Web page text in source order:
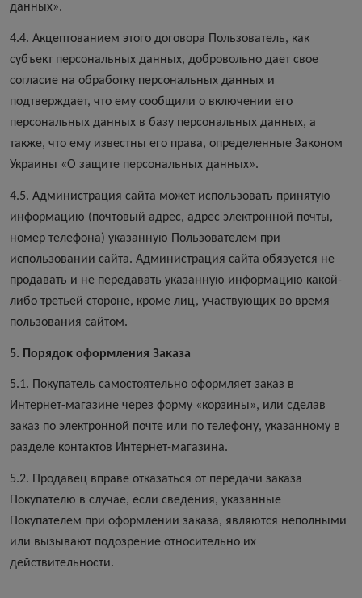
данных».
4.4. Акцептованием этого договора Пользователь, как
субъект персональных данных, добровольно дает свое
согласие на обработку персональных данных и
подтверждает, что ему сообщили о включении его
персональных данных в базу персональных данных, а
также, что ему известны его права, определенные Законом
Украины «О защите персональных данных».
4.5. Администрация сайта может использовать принятую
информацию (почтовый адрес, адрес электронной почты,
номер телефона) указанную Пользователем при
использовании сайта. Администрация сайта обязуется не
продавать и не передавать указанную информацию какой-
либо третьей стороне, кроме лиц, участвующих во время
пользования сайтом.
5. Порядок оформления Заказа
5.1. Покупатель самостоятельно оформляет заказ в
Интернет-магазине через форму «корзины», или сделав
заказ по электронной почте или по телефону, указанному в
разделе контактов Интернет-магазина.
5.2. Продавец вправе отказаться от передачи заказа
Покупателю в случае, если сведения, указанные
Покупателем при оформлении заказа, являются неполными
или вызывают подозрение относительно их
действительности.